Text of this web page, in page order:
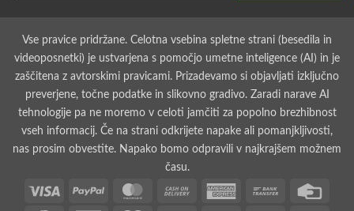
Vse pravice pridržane. Celotna vsebina spletne strani (besedila in
videoposnetki) je ustvarjena s pomočjo umetne inteligence (AI) in je
zaščitena z avtorskimi pravicami. Prizadevamo si objavljati izključno
preverjene, točne podatke in slikovno gradivo. Zaradi narave AI
tehnologije pa ne moremo v celoti jamčiti za popolno brezhibnost
vseh informacij. Če na strani odkrijete napake ali pomanjkljivosti,
nas prosim obvestite. Napako bomo odpravili v najkrajšem možnem
času.
Visa
PayPal MasterCardCash
American
Bank